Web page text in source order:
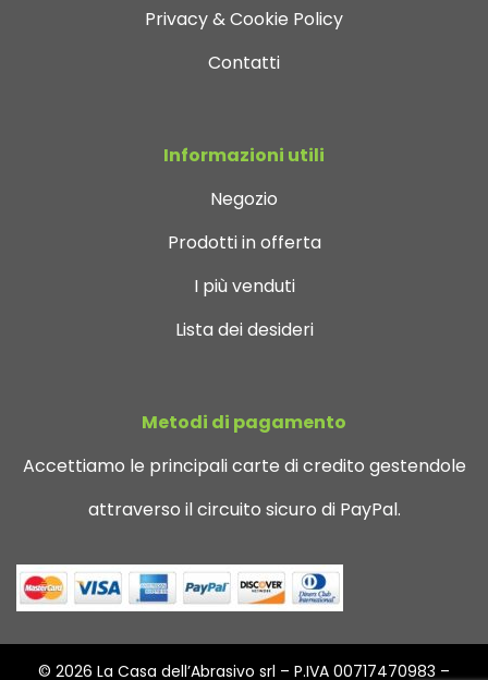
Privacy & Cookie Policy
Contatti
Informazioni utili
Negozio
Prodotti in offerta
I più venduti
Lista dei desideri
Metodi di pagamento
Accettiamo le principali carte di credito gestendole
attraverso il circuito sicuro di PayPal.
© 2026 La Casa dell’Abrasivo srl – P.IVA 00717470983 –